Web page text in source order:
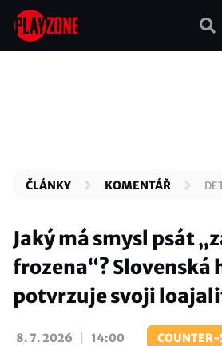
Přejít
hlavnímu
ČLÁNKY KOMENTÁŘ
Jaký má smysl psát
frozena“? Slovenská
potvrzuje svoji
8. 7. 2026 14:00 COUNTER-